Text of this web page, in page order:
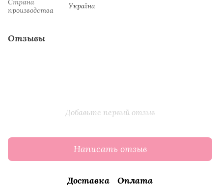
производства
Україна
Отзывы
Добавьте первый отзыв
Написать отзыв
Доставка Оплата